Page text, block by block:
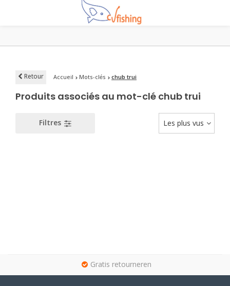
Retour Accueil Mots-clés chub trui
Produits associés au mot-clé chub trui
Filtres Les plus vus
Gratis retourneren